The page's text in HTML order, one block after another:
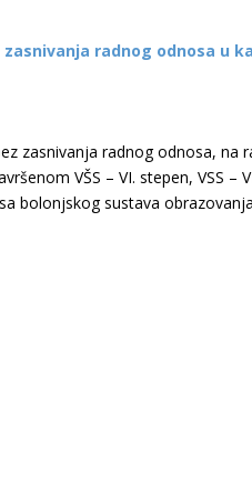
radnog odnosa u
zasnivanja radnog odnosa, na
VŠS – VI. stepen, VSS –
bolonjskog sustava